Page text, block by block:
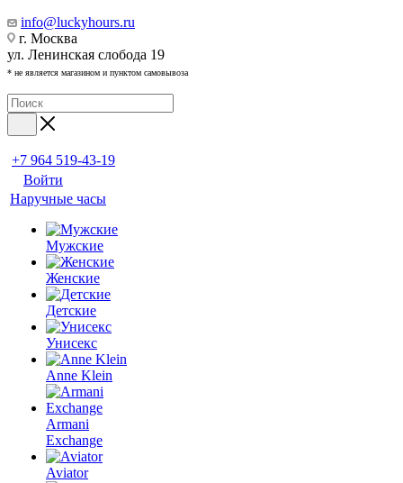
info@luckyhours.ru
г. Москва
ул. Ленинская слобода 19
* не является магазином и пунктом самовывоза
+7 964 519-43-19
Войти
Наручные часы
Мужские
Женские
Детские
Унисекс
Anne Klein
Armani
Exchange
Aviator